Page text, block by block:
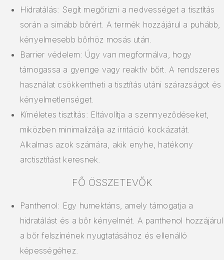
Hidratálás: Segít megőrizni a nedvességet a tisztítás
során a simább bőrért. A termék hozzájárul a puhább,
kényelmesebb bőrhöz mosás után.
Barrier védelem: Úgy van megformálva, hogy
támogassa a gyenge vagy reaktív bőrt. A rendszeres
használat csökkentheti a tisztítás utáni szárazságot és
kényelmetlenséget.
Kíméletes tisztítás: Eltávolítja a szennyeződéseket,
miközben minimalizálja az irritáció kockázatát.
Alkalmas azok számára, akik enyhe, hatékony
arctisztítást keresnek.
FŐ ÖSSZETEVŐK
Panthenol: Egy humektáns, amely támogatja a
hidratálást és a bőr kényelmét. A panthenol hozzájárul
a bőr felszínének nyugtatásához és ellenálló
képességéhez.